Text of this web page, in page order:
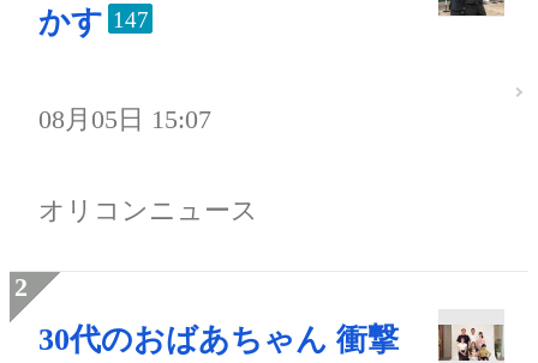
かす 147
08月05日 15:07
オリコンニュース
30代のおばあちゃん 衝撃